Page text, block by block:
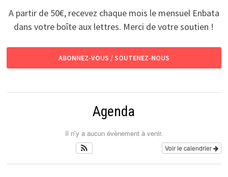
A partir de 50€, recevez chaque mois le mensuel Enbata
dans votre boîte aux lettres. Merci de votre soutien !
ABONNEZ-VOUS / SOUTENEZ-NOUS
Agenda
Il n’y a aucun évènement à venir.
Voir le calendrier